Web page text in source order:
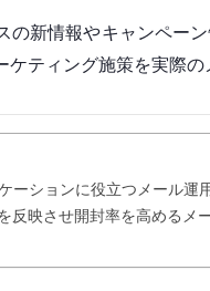
の新情報やキャンペー
ケティング施策を実際
ーションに役立つメール運
反映させ開封率を高めるメ